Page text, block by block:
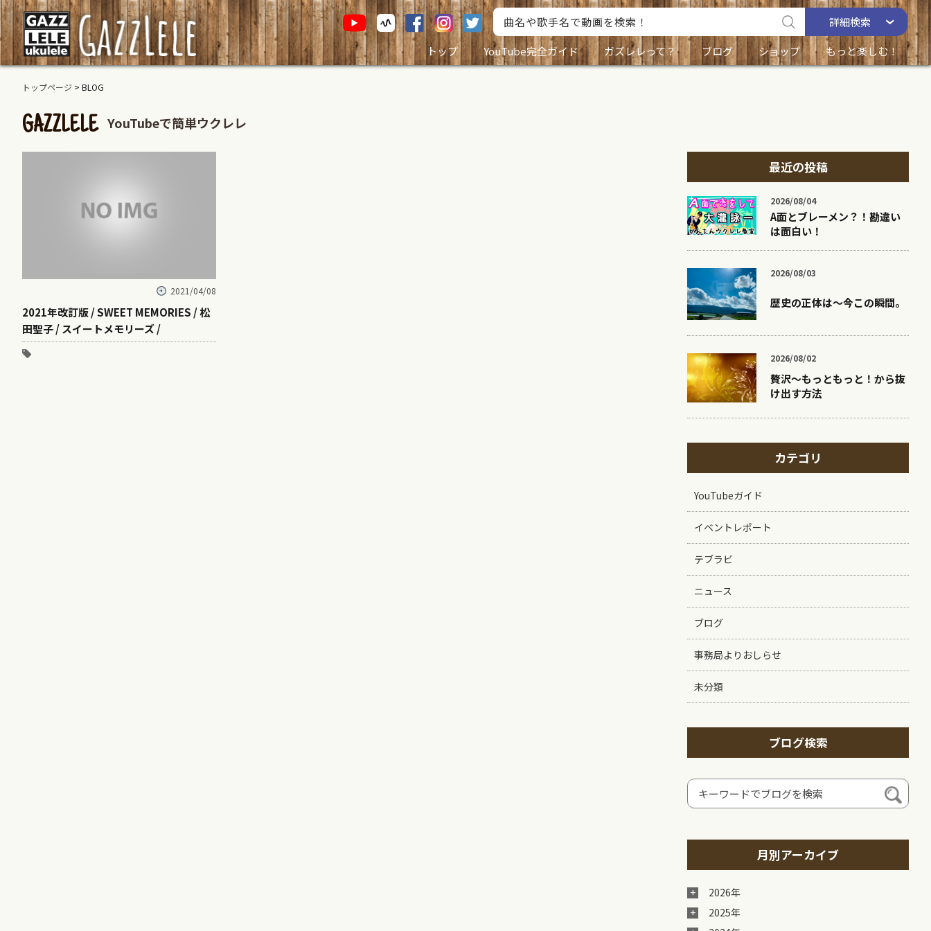
詳細検索
トップ
YouTube完全ガイド ガズレレって？ ブログ ショップ もっと楽しむ！
トップページ > BLOG
GAZZLELE YouTubeで簡単ウクレレ
2021/04/08
2021年改訂版 / SWEET MEMORIES / 松
田聖子 / スイートメモリーズ /
最近の投稿
2026/08/04
A面とブレーメン？！勘違い
は面白い！
2026/08/03
歴史の正体は〜今この瞬間。
2026/08/02
贅沢〜もっともっと！から抜
け出す方法
カテゴリ
YouTubeガイド
イベントレポート
テブラビ
ニュース
ブログ
事務局よりおしらせ
未分類
ブログ検索
月別アーカイブ
2026年
2025年